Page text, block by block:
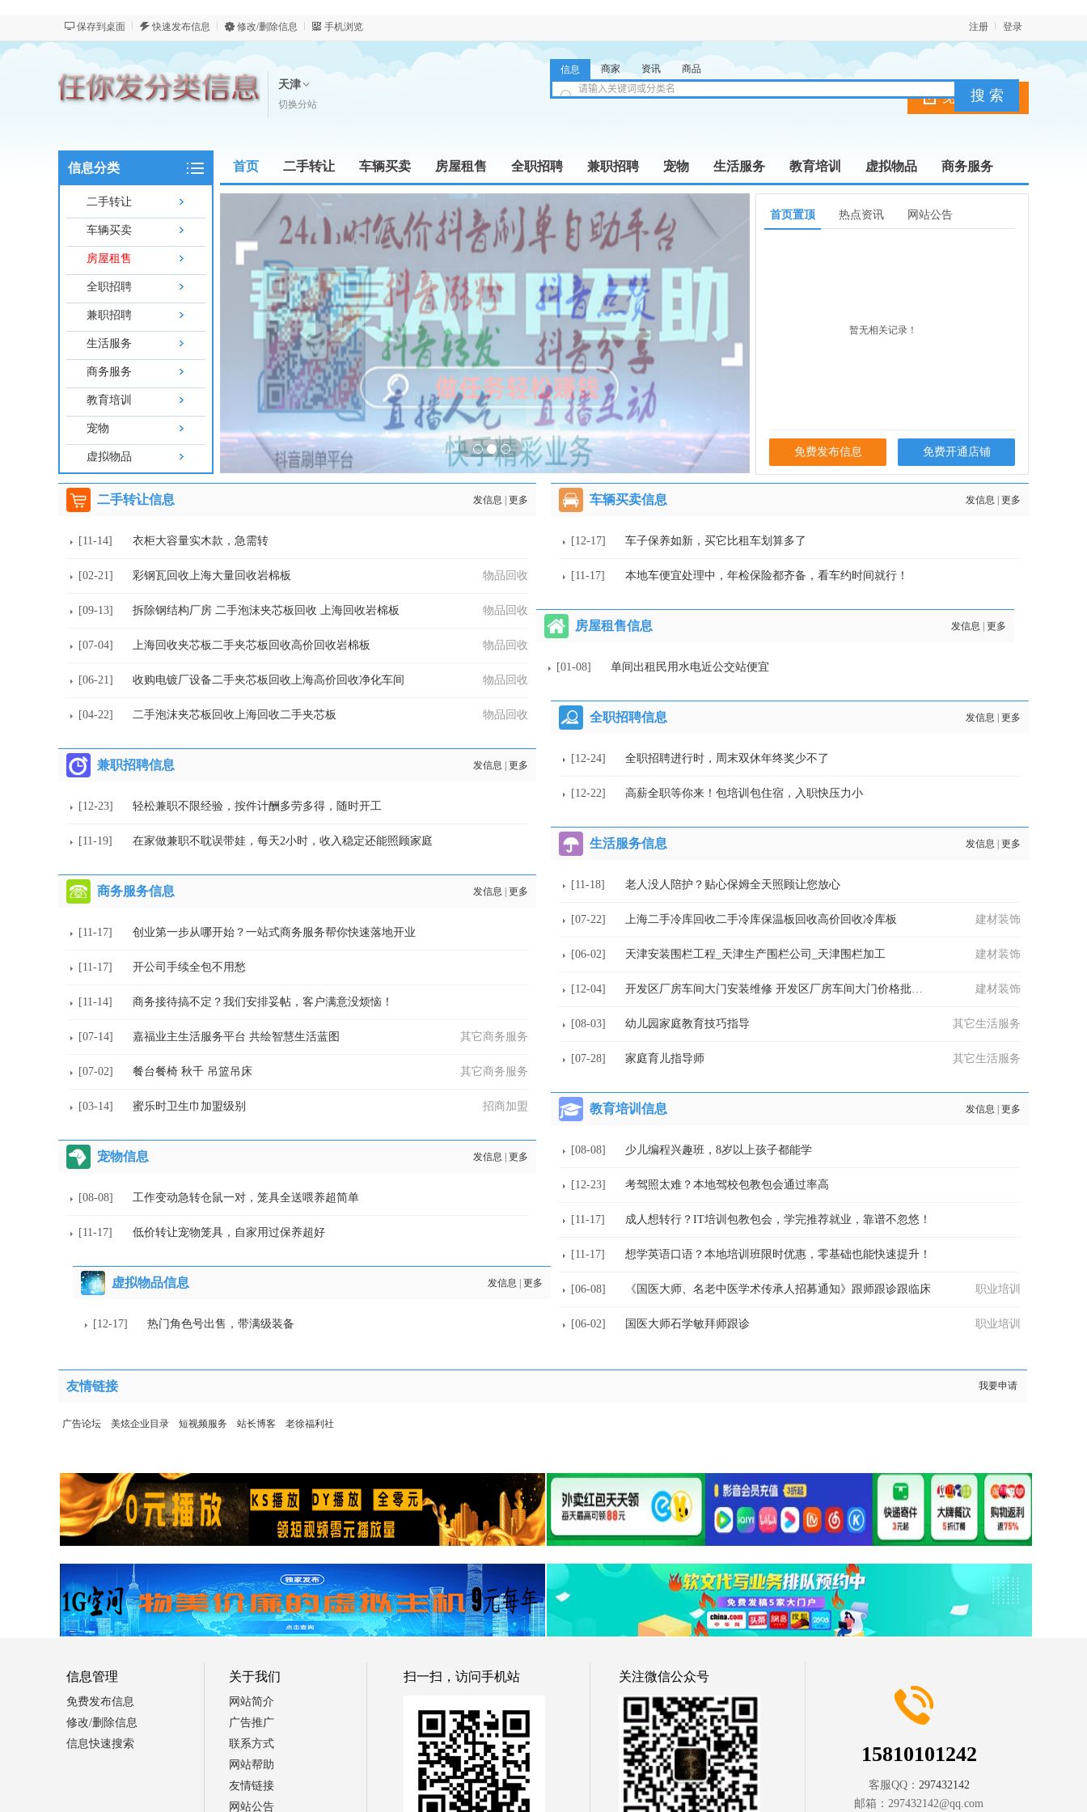
保存到桌面 快速发布信息 修改/删除信息 手机浏览 登录
注册
天津
切换分站 免费发布信息
信息 商家 资讯 商品
信息分类
二手转让
车辆买卖
房屋租售
全职招聘
兼职招聘
生活服务
商务服务
教育培训
宠物
虚拟物品
首页 二手转让 车辆买卖 房屋租售 全职招聘 兼职招聘 宠物 生活服务 教育培训 虚拟物品 商务服务
新闻资讯
首页置顶 热点资讯 网站公告
暂无相关记录！
免费发布信息 免费开通店铺
二手转让信息 发信息 更多
[11-14] 衣柜大容量实木款，急需转
[02-21] 彩钢瓦回收上海大量回收岩棉板 物品回收
[09-13] 拆除钢结构厂房 二手泡沫夹芯板回收 上海回收岩棉板 物品回收
[07-04] 上海回收夹芯板二手夹芯板回收高价回收岩棉板 物品回收
[06-21] 收购电镀厂设备二手夹芯板回收上海高价回收净化车间 物品回收
[04-22] 二手泡沫夹芯板回收上海回收二手夹芯板 物品回收
车辆买卖信息 发信息 更多
[12-17] 车子保养如新，买它比租车划算多了
[11-17] 本地车便宜处理中，年检保险都齐备，看车约时间就行！
房屋租售信息 发信息 更多
[01-08] 单间出租民用水电近公交站便宜
全职招聘信息 发信息 更多
[12-24] 全职招聘进行时，周末双休年终奖少不了
[12-22] 高薪全职等你来！包培训包住宿，入职快压力小
兼职招聘信息 发信息 更多
[12-23] 轻松兼职不限经验，按件计酬多劳多得，随时开工
[11-19] 在家做兼职不耽误带娃，每天2小时，收入稳定还能照顾家庭 生活服务信息 发信息 更多
[11-18] 老人没人陪护？贴心保姆全天照顾让您放心
[07-22] 上海二手冷库回收二手冷库保温板回收高价回收冷库板 建材装饰
[06-02] 天津安装围栏工程_天津生产围栏公司_天津围栏加工 建材装饰
[12-04] 开发区厂房车间大门安装维修 开发区厂房车间大门价格批发公司 建材装饰
[08-03] 幼儿园家庭教育技巧指导 其它生活服务
[07-28] 家庭育儿指导师 其它生活服务
商务服务信息 发信息 更多
[11-17] 创业第一步从哪开始？一站式商务服务帮你快速落地开业
[11-17] 开公司手续全包不用愁
[11-14] 商务接待搞不定？我们安排妥帖，客户满意没烦恼！
[07-14] 嘉福业主生活服务平台 共绘智慧生活蓝图 其它商务服务
[07-02] 餐台餐椅 秋千 吊篮吊床 其它商务服务
[03-14] 蜜乐时卫生巾加盟级别 招商加盟 教育培训信息 发信息 更多
[08-08] 少儿编程兴趣班，8岁以上孩子都能学
[12-23] 考驾照太难？本地驾校包教包会通过率高
[11-17] 成人想转行？IT培训包教包会，学完推荐就业，靠谱不忽悠！
[11-17] 想学英语口语？本地培训班限时优惠，零基础也能快速提升！
[06-08] 《国医大师、名老中医学术传承人招募通知》跟师跟诊跟临床 职业培训
[06-02] 国医大师石学敏拜师跟诊 职业培训
宠物信息 发信息 更多
[08-08] 工作变动急转仓鼠一对，笼具全送喂养超简单
[11-17] 低价转让宠物笼具，自家用过保养超好
虚拟物品信息 发信息 更多
[12-17] 热门角色号出售，带满级装备
友情链接 我要申请
广告论坛 美炫企业目录 短视频服务 站长博客 老徐福利社
信息管理
免费发布信息
修改/删除信息
信息快速搜索
关于我们
网站简介
广告推广
联系方式
网站帮助
友情链接
网站公告
扫一扫，访问手机站 关注微信公众号
15810101242
客服QQ： 297432142
邮箱： 297432142@qq.com